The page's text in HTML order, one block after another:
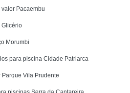
Pacaembu
Glicério
Morumbi
para piscina Cidade Patriarca
Vila Prudente